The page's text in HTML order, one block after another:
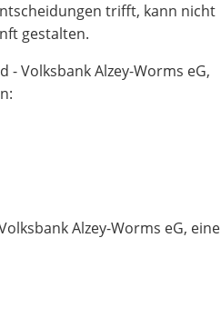
trifft, kann nicht
gestalten.
Volksbank Alzey-Worms eG,
Alzey-Worms eG, eine